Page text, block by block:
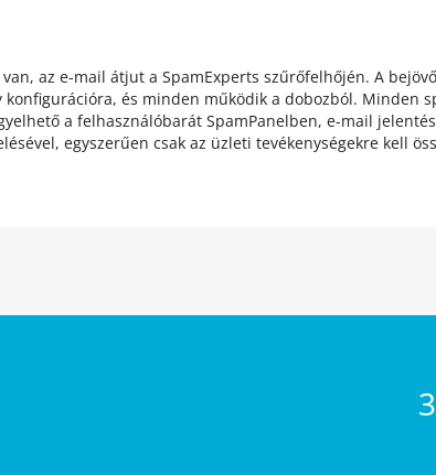
az e-mail átjut a SpamExperts szűrőfelhőjén. A
és minden működik a dobozból. Minden
a felhasználóbarát SpamPanelben, e-mail
egyszerűen csak az üzleti tevékenységekre kell